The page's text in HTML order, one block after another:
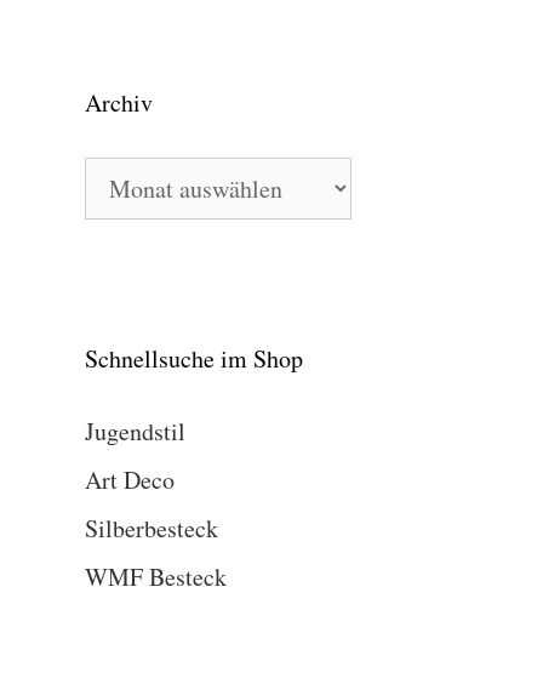
Archiv
Archiv
Schnellsuche im Shop
Jugendstil
Art Deco
Silberbesteck
WMF Besteck